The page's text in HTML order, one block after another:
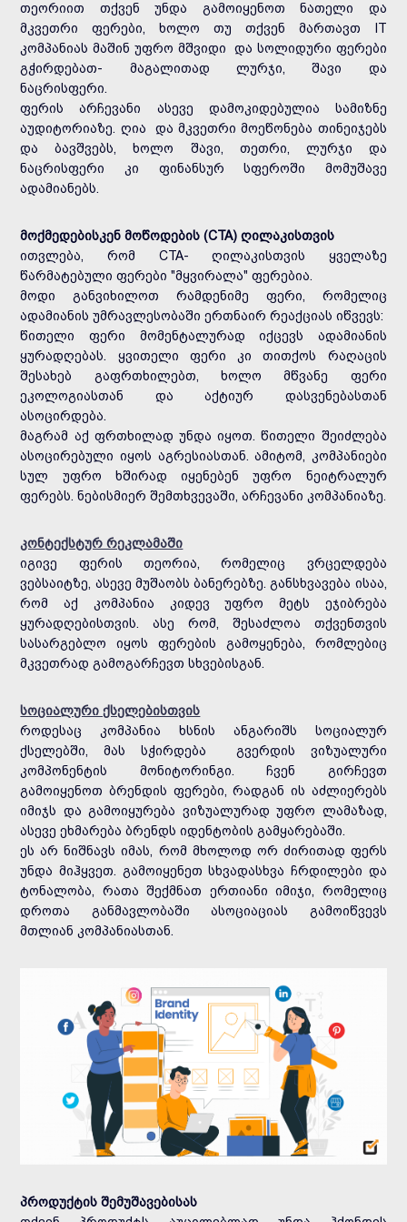
თეორიით თქვენ უნდა გამოიყენოთ ნათელი და
მკვეთრი ფერები, ხოლო თუ თქვენ მართავთ IT
კომპანიას მაშინ უფრო მშვიდი და სოლიდური ფერები
გჭირდებათ- მაგალითად ლურჯი, შავი და
ნაცრისფერი.
ფერის არჩევანი ასევე დამოკიდებულია სამიზნე
აუდიტორიაზე. ღია და მკვეთრი მოეწონება თინეიჯებს
და ბავშვებს, ხოლო შავი, თეთრი, ლურჯი და
ნაცრისფერი კი ფინანსურ სფეროში მომუშავე
ადამიანებს.
მოქმედებისკენ მოწოდების (CTA) ღილაკისთვის
ითვლება, რომ CTA- ღილაკისთვის ყველაზე
წარმატებული ფერები "მყვირალა" ფერებია.
მოდი განვიხილოთ რამდენიმე ფერი, რომელიც
ადამიანის უმრავლესობაში ერთნაირ რეაქციას იწვევს:
წითელი ფერი მომენტალურად იქცევს ადამიანის
ყურადღებას. ყვითელი ფერი კი თითქოს რაღაცის
შესახებ გაფრთხილებთ, ხოლო მწვანე ფერი
ეკოლოგიასთან და აქტიურ დასვენებასთან
ასოცირდება.
მაგრამ აქ ფრთხილად უნდა იყოთ. წითელი შეიძლება
ასოცირებული იყოს აგრესიასთან. ამიტომ, კომპანიები
სულ უფრო ხშირად იყენებენ უფრო ნეიტრალურ
ფერებს. ნებისმიერ შემთხვევაში, არჩევანი კომპანიაზე.
კონტექსტურ რეკლამაში
იგივე ფერის თეორია, რომელიც ვრცელდება
ვებსაიტზე, ასევე მუშაობს ბანერებზე. განსხვავება ისაა,
რომ აქ კომპანია კიდევ უფრო მეტს ეჯიბრება
ყურადღებისთვის. ასე რომ, შესაძლოა თქვენთვის
სასარგებლო იყოს ფერების გამოყენება, რომლებიც
მკვეთრად გამოგარჩევთ სხვებისგან.
სოციალური ქსელებისთვის
როდესაც კომპანია ხსნის ანგარიშს სოციალურ
ქსელებში, მას სჭირდება გვერდის ვიზუალური
კომპონენტის მონიტორინგი. ჩვენ გირჩევთ
გამოიყენოთ ბრენდის ფერები, რადგან ის აძლიერებს
იმიჯს და გამოიყურება ვიზუალურად უფრო ლამაზად,
ასევე ეხმარება ბრენდს იდენტობის გამყარებაში.
ეს არ ნიშნავს იმას, რომ მხოლოდ ორ ძირითად ფერს
უნდა მიჰყვეთ. გამოიყენეთ სხვადასხვა ჩრდილები და
ტონალობა, რათა შექმნათ ერთიანი იმიჯი, რომელიც
დროთა განმავლობაში ასოციაციას გამოიწვევს
მთლიან კომპანიასთან.
პროდუქტის შემუშავებისას